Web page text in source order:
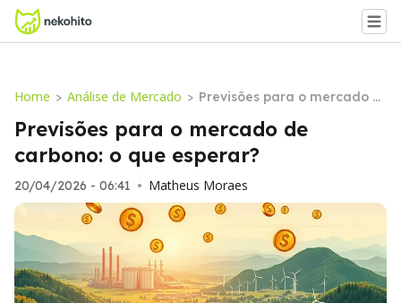
Home > Análise de Mercado > Previsões para o mercado d
e carbono: o que esperar?
Previsões para o mercado de
carbono: o que esperar?
20/04/2026 - 06:41 • Matheus Moraes